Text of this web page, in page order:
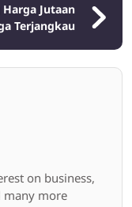
Harga Jutaan
Terjangkau
on business,
many more